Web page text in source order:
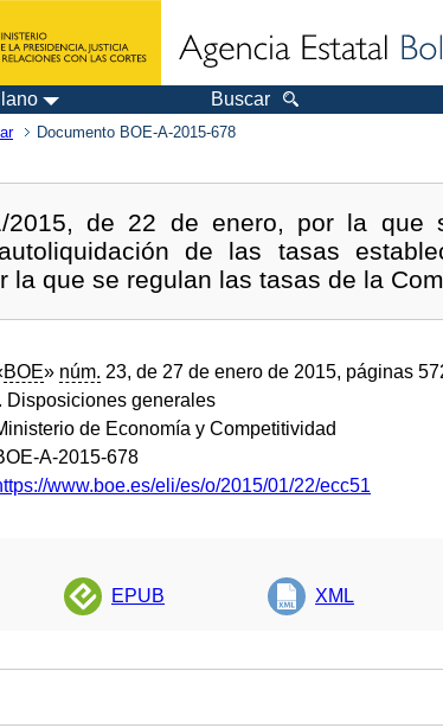
Buscar
Documento BOE-A-2015-678
2015, de 22 de enero, por la que
de las tasas
la que se regulan las tasas de la
BOE» núm. 23, de 27 de enero de 2015, páginas
I. Disposiciones generales
de Economía y Competitividad
A-2015-678
www.boe.es/eli/es/o/2015/01/22/ecc51
EPUB XML